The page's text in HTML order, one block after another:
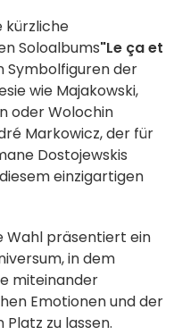
kürzliche
Soloalbums"Le ça et
Symbolfiguren der
wie Majakowski,
oder Wolochin
Markowicz, der für
Dostojewskis
einzigartigen
Wahl präsentiert ein
in dem
miteinander
Emotionen und der
zu lassen.